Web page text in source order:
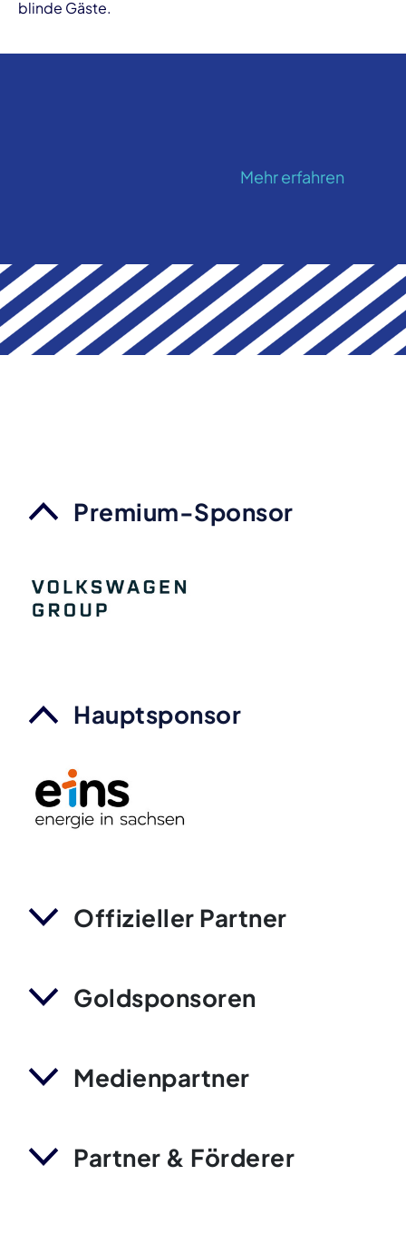
blinde Gäste.
Mehr erfahren
Premium-Sponsor
Hauptsponsor
Offizieller Partner
Goldsponsoren
Medienpartner
Partner & Förderer